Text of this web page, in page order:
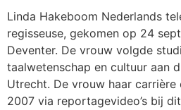
Linda Hakeboom Nederlands
regisseuse, gekomen op 24
Deventer. De vrouw volgde
taalwetenschap en cultuur aan
Utrecht. De vrouw haar
2007 via reportagevideo’s bij